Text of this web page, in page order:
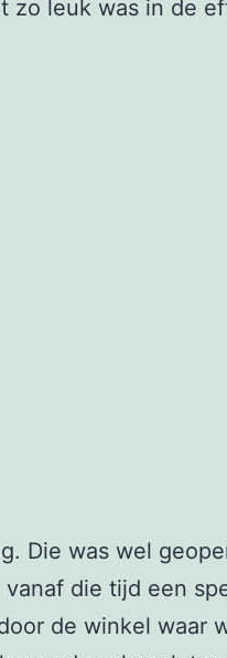
zo leuk was in de
Die was wel
die tijd een
de winkel waar